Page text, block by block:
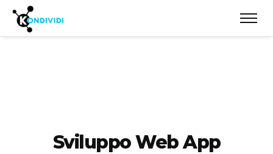
Sviluppo Web App